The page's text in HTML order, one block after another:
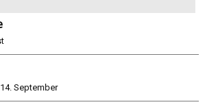
September